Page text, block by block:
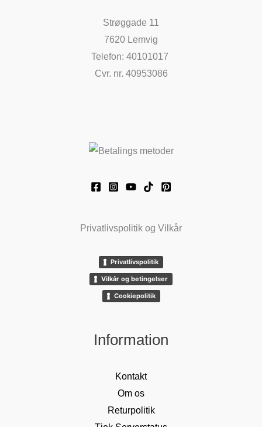
Strøggade 11
7620 Lemvig
Telefon: 40101017
Cvr. nr. 40953086
Privatlivspolitik og Vilkår
Privatlivspolitik
Vilkår og betingelser
Cookiepolitik
Information
Kontakt
Om os
Returpolitik